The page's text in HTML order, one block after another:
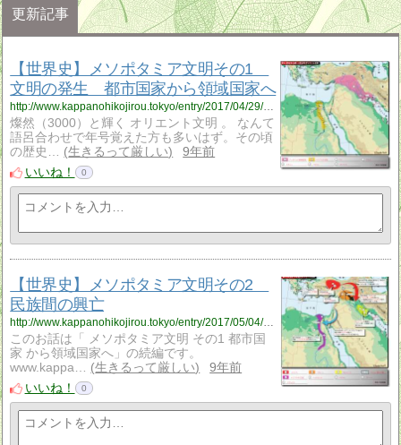
更新記事
【世界史】メソポタミア文明その1
文明の発生 都市国家から領域国家へ
http://www.kappanohikojirou.tokyo/entry/2017/04/29/204434
燦然（3000）と輝く オリエント文明 。 なんて
語呂合わせで年号覚えた方も多いはず。その頃
の歴史…
生きるって厳しい
9年前
いいね！
0
【世界史】メソポタミア文明その2
民族間の興亡
http://www.kappanohikojirou.tokyo/entry/2017/05/04/175818
このお話は「 メソポタミア文明 その1 都市国
家 から領域国家へ」の続編です。
www.kappa…
生きるって厳しい
9年前
いいね！
0